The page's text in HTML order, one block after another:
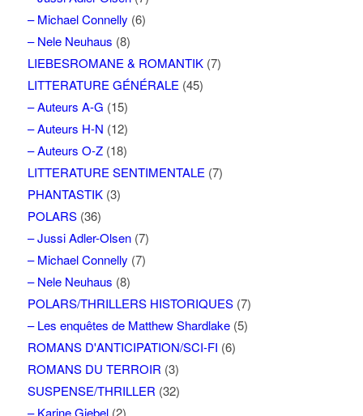
– Michael Connelly (6)
– Nele Neuhaus (8)
LIEBESROMANE & ROMANTIK(7)
LITTERATURE GÉNÉRALE (45)
– Auteurs A-G (15)
– Auteurs H-N (12)
– Auteurs O-Z(18)
LITTERATURE SENTIMENTALE (7)
PHANTASTIK(3)
POLARS(36)
– Jussi Adler-Olsen(7)
– Michael Connelly (7)
– Nele Neuhaus (8)
POLARS/THRILLERS HISTORIQUES(7)
– Les enquêtes de Matthew Shardlake(5)
ROMANS D'ANTICIPATION/SCI-FI (6)
ROMANS DU TERROIR (3)
SUSPENSE/THRILLER (32)
– Karine Giebel(2)